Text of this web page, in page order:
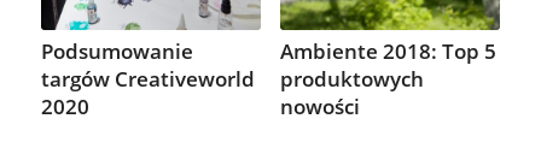
Podsumowanie
targów Creativeworld
2020
Ambiente 2018: Top 5
produktowych
nowości